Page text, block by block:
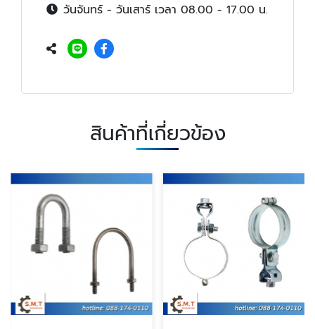
วันจันทร์ - วันเสาร์ เวลา 08.00 - 17.00 น.
สินค้าที่เกี่ยวข้อง